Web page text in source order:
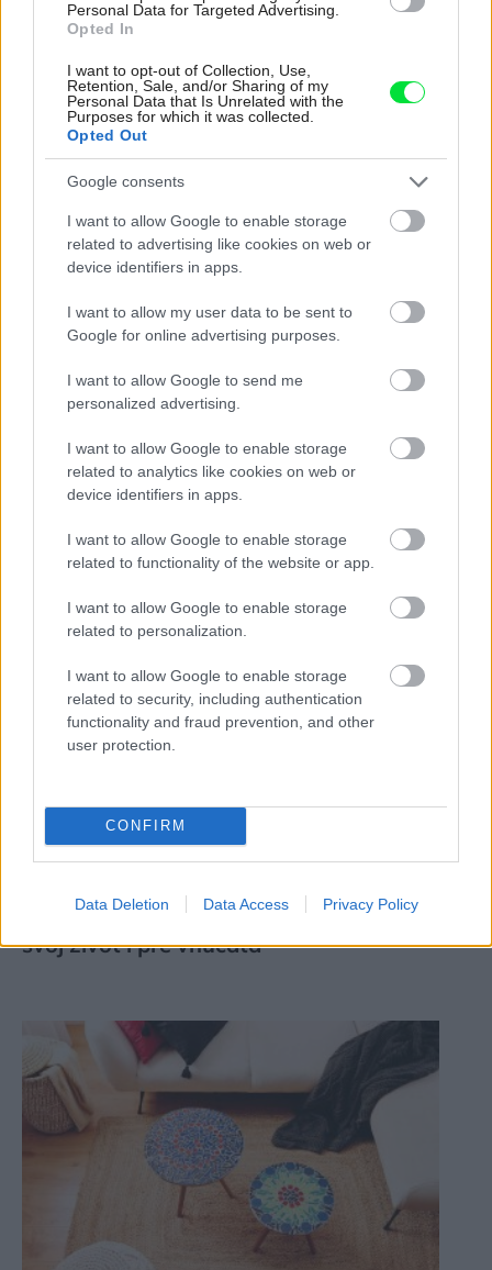
Personal Data for Targeted Advertising.
Opted In
I want to opt-out of Collection, Use,
Retention, Sale, and/or Sharing of my
Personal Data that Is Unrelated with the
Purposes for which it was collected.
Opted Out
Google consents
I want to allow Google to enable storage
related to advertising like cookies on web or
device identifiers in apps.
I want to allow my user data to be sent to
Google for online advertising purposes.
I want to allow Google to send me
personalized advertising.
I want to allow Google to enable storage
related to analytics like cookies on web or
device identifiers in apps.
I want to allow Google to enable storage
related to functionality of the website or app.
I want to allow Google to enable storage
related to personalization.
I want to allow Google to enable storage
related to security, including authentication
functionality and fraud prevention, and other
user protection.
CONFIRM
Data Deletion Data Access Privacy Policy
radšej vyhnite. Týchto 7 vecí robí vašu
obývačku zastaralou
Pridajte túto surovinu do prania, obliečky
budú hladšie a pevnejšie. Starý trik z
podľa seba. Majú perfektné bývanie pre
svoj život i pre vnúčatá